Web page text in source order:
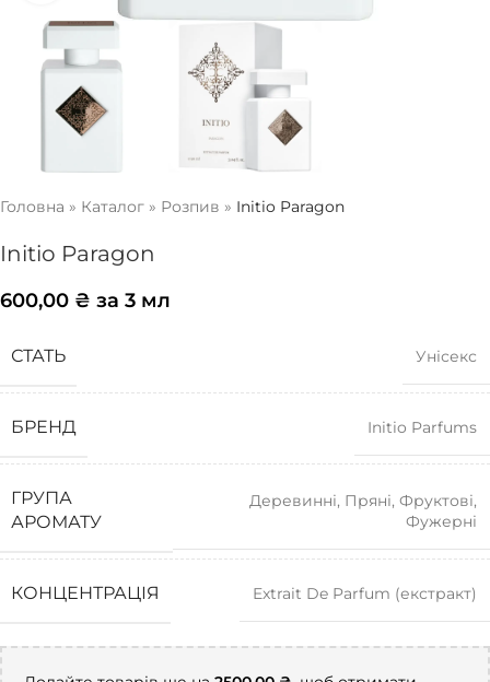
Головна » Каталог » Розпив » Initio Paragon
Initio Paragon
600,00 ₴ за 3 мл
СТАТЬ Унісекс
БРЕНД Initio Parfums
ГРУПА
АРОМАТУ
Деревинні, Пряні, Фруктові,
Фужерні
КОНЦЕНТРАЦІЯ Extrait De Parfum (екстракт)